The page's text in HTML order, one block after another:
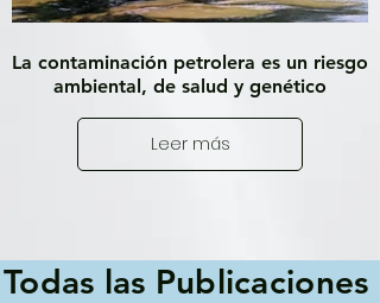
La contaminación petrolera es un riesgo
ambiental, de salud y genético
Leer más
Todas las Publicaciones